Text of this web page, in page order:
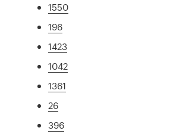
1550
196
1423
1042
1361
26
396